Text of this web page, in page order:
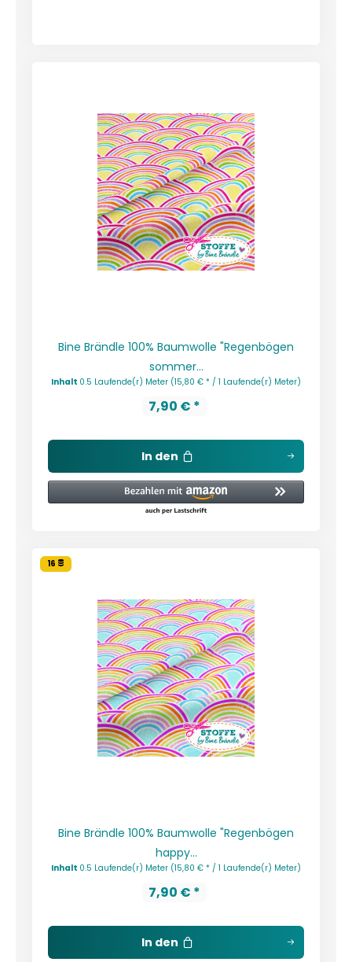
Bine Brändle 100% Baumwolle "Regenbögen
sommer...
Inhalt 0.5 Laufende(r) Meter (15,80 € * / 1 Laufende(r) Meter)
7,90 € *
In den
16
Bine Brändle 100% Baumwolle "Regenbögen
happy...
Inhalt 0.5 Laufende(r) Meter (15,80 € * / 1 Laufende(r) Meter)
7,90 € *
In den